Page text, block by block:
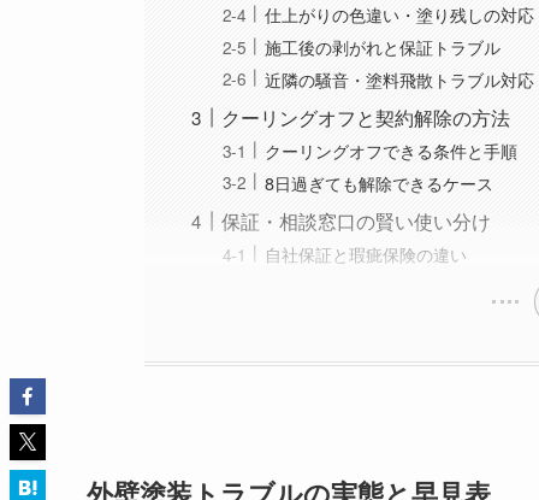
仕上がりの色違い・塗り残しの対応
施工後の剥がれと保証トラブル
近隣の騒音・塗料飛散トラブル対応
クーリングオフと契約解除の方法
クーリングオフできる条件と手順
8日過ぎても解除できるケース
保証・相談窓口の賢い使い分け
自社保証と瑕疵保険の違い
外壁塗装トラブルの実態と早見表